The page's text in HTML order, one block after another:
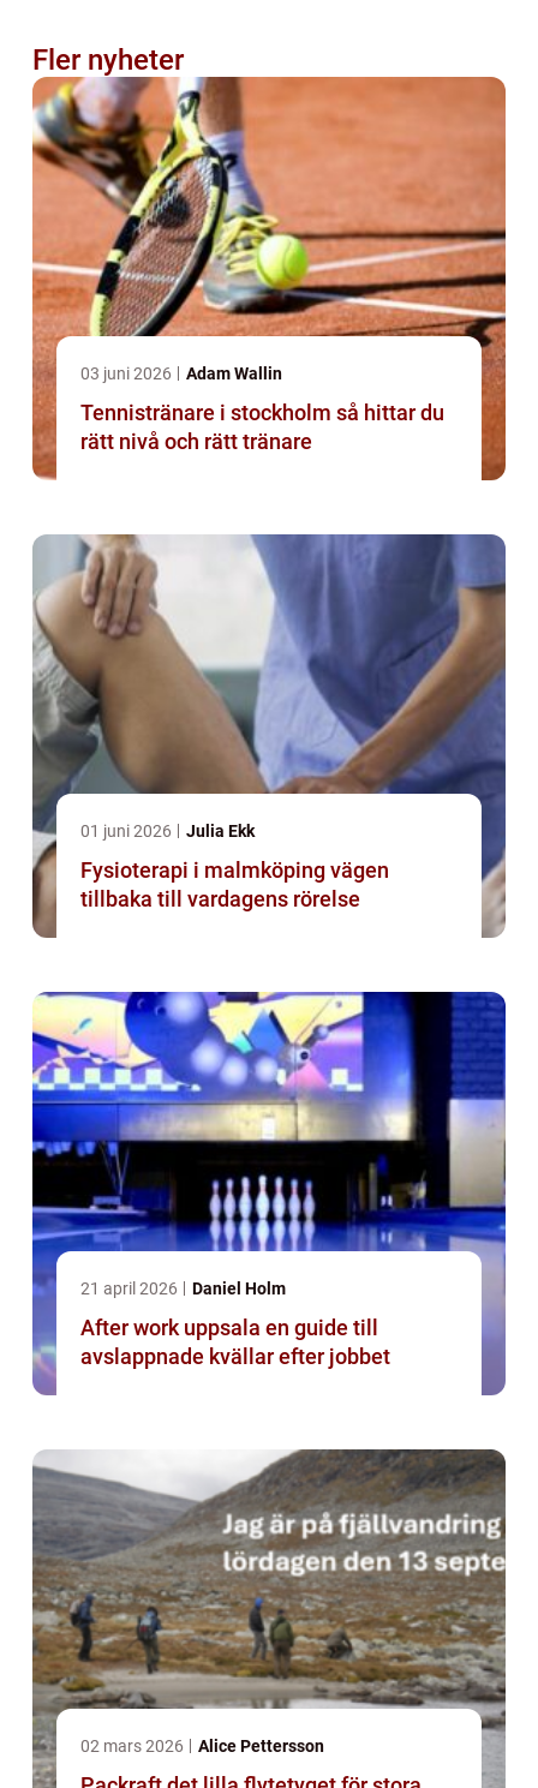
Fler nyheter
03 juni 2026 Adam Wallin
Tennistränare i stockholm så hittar du
rätt nivå och rätt tränare
01 juni 2026 Julia Ekk
Fysioterapi i malmköping vägen
tillbaka till vardagens rörelse
21 april 2026 Daniel Holm
After work uppsala en guide till
avslappnade kvällar efter jobbet
02 mars 2026 Alice Pettersson